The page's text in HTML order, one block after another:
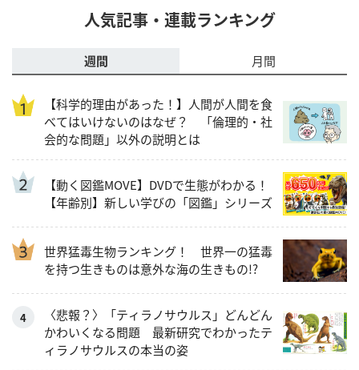
人気記事・連載ランキング
週間 月間
【科学的理由があった！】人間が人間を食
べてはいけないのはなぜ？ 「倫理的・社
会的な問題」以外の説明とは
【動く図鑑MOVE】DVDで生態がわかる！
【年齢別】新しい学びの「図鑑」シリーズ
世界猛毒生物ランキング！ 世界一の猛毒
を持つ生きものは意外な海の生きもの!?
〈悲報？〉「ティラノサウルス」どんどん
かわいくなる問題 最新研究でわかったテ
ィラノサウルスの本当の姿